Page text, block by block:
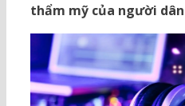
thẩm mỹ của người